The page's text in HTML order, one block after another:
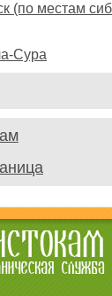
(по местам
Сура